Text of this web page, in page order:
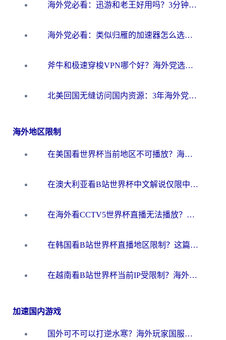
海外党必看：迅游和老王好用吗？3分钟选对加速国内网络的加速器
海外党必看：类似归雁的加速器怎么选？一篇搞定无缝访问国内资源
斧牛和极速穿梭VPN哪个好？海外党选回国加速器必看的真实对比与避坑指南
北美回国无缝访问国内资源：3年海外党亲测的加速器选择指南
海外地区限制
在美国看世界杯当前地区不可播放？海外党体育观赛终极指南来了！
在澳大利亚看B站世界杯中文解说仅限中国大陆？这篇指南帮你打破限制看遍赛事
在海外看CCTV5世界杯直播无法播放？这篇指南让你和国内球迷同步呐喊
在韩国看B站世界杯直播地区限制？这篇指南让你告别“当前地区不可播放”
在越南看B站世界杯当前IP受限制？海外党体育观赛终极指南来了
加速国内游戏
国外可不可以打逆水寒？海外玩家国服畅玩终极指南（附漫威荒野乱斗加速方案）